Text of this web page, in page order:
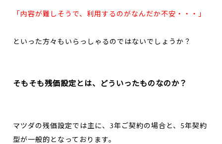
「内容が難しそうで、利用するのがなんだか不安・・・」
といった方々もいらっしゃるのではないでしょうか？
そもそも残価設定とは、どういったものなのか？
マツダの残価設定では主に、3年ご契約の場合と、5年契約
型が一般的となっております。